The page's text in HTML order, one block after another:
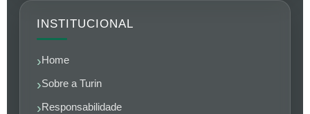
INSTITUCIONAL
Home
Sobre a Turin
Responsabilidade